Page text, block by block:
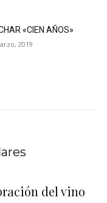
«CIEN AÑOS»
2019
del vino